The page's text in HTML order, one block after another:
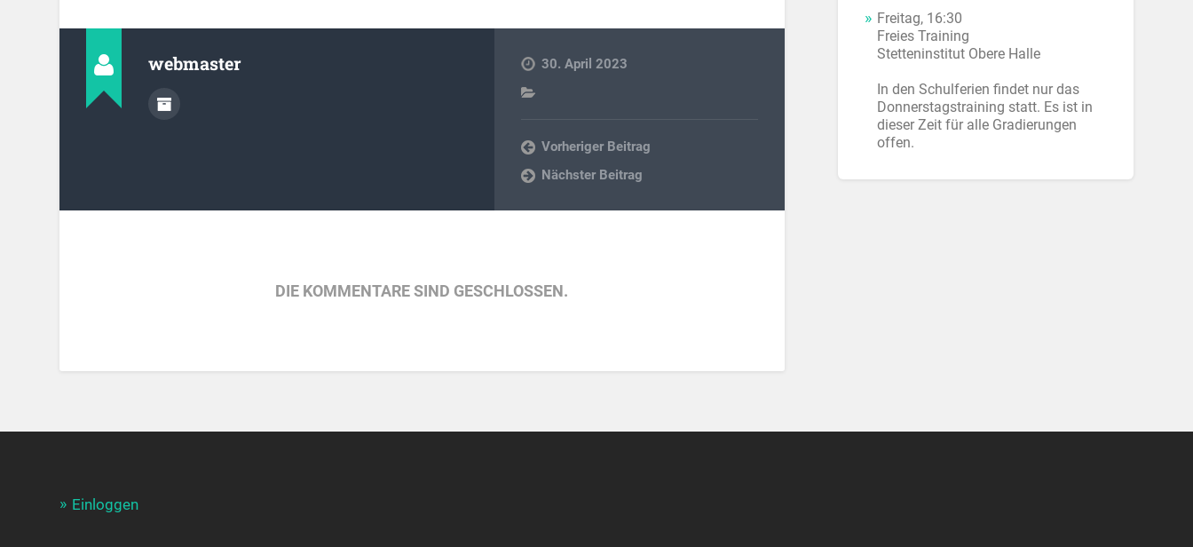
webmaster 30. April 2023
Vorheriger Beitrag
Nächster Beitrag
DIE KOMMENTARE SIND GESCHLOSSEN.
Freitag, 16:30
Freies Training
Stetteninstitut Obere Halle
In den Schulferien findet nur das
Donnerstagstraining statt. Es ist in
dieser Zeit für alle Gradierungen
offen.
Einloggen